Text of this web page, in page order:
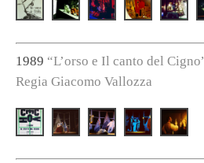
1989 “L’orso e Il canto del
Regia Giacomo Vallozza